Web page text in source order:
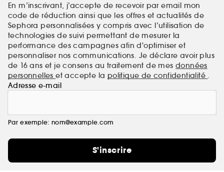
En m’inscrivant, j’accepte de recevoir par email mon
code de réduction ainsi que les offres et actualités de
Sephora personnalisées y compris avec l’utilisation de
technologies de suivi permettant de mesurer la
performance des campagnes afin d'optimiser et
personnaliser nos communications. Je déclare avoir plus
de 16 ans et je consens au traitement de mes données
personnelleset accepte la politique de confidentialité .
Adresse e-mail
Par exemple: nom@example.com
S'inscrire